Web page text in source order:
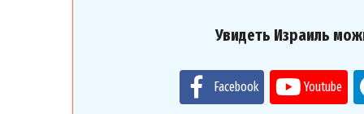
Увидеть Израиль
Facebook Youtube